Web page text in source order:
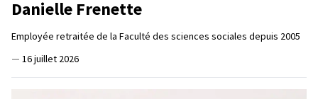
Danielle Frenette
Employée retraitée de la Faculté des sciences sociales depuis 2005
— 16 juillet 2026